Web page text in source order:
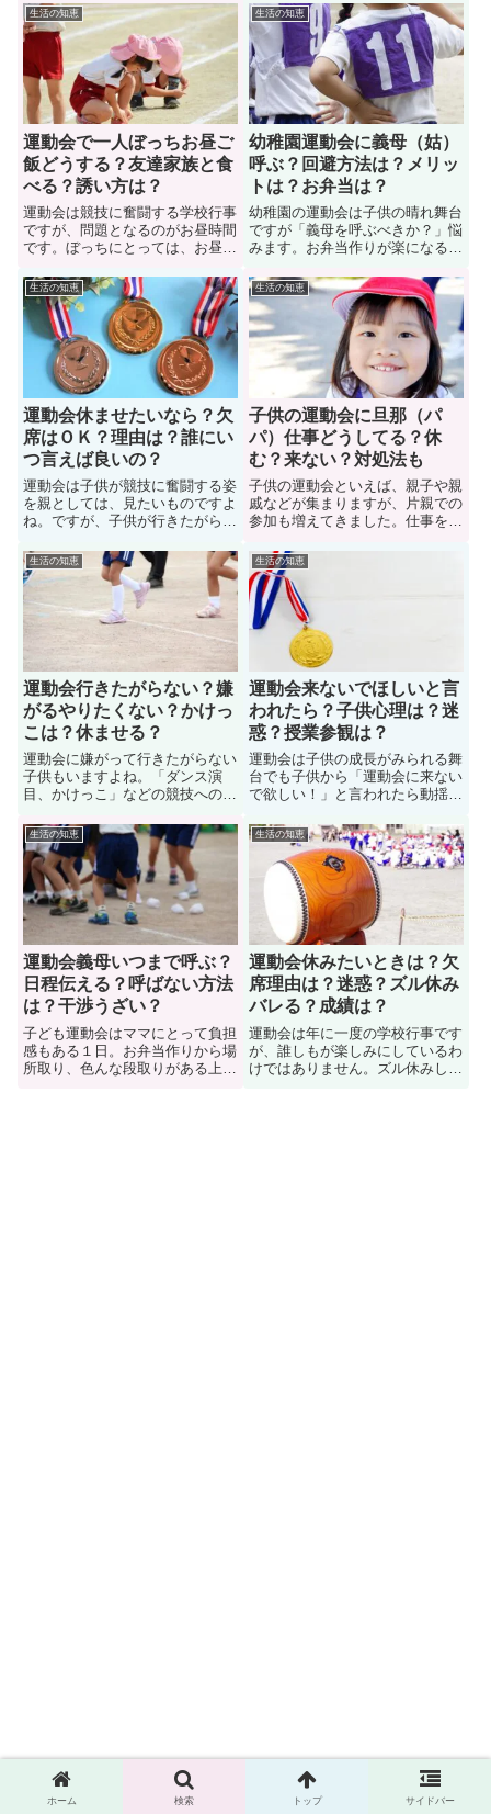
（夫）は運動会に来ないケース
も。夫が運動会に来ないのは普通
なのか？母親としては、子供への
愛情を疑ってしまいますよね。こ
こでは、運動会に来ない「心理、
割合、対処法」などについて紹介
します
を休めないと参加が難しい。「お
弁当時間、親子競技への参加」を
鑑みて、子供も欠席させる親もい
るでしょう。そんなときはどう対
処すれば良いのか？運動会に親が
いけないときの対処法を見ていこ
う
生活の知恵
運動会で一人ぼっちお昼ご
飯どうする？友達家族と食
べる？誘い方は？
運動会は競技に奮闘する学校行事
ですが、問題となるのがお昼時間
です。ぼっちにとっては、お昼ご
す。もちろん友達家族に交じって
食べるのも良いでしょう。では、
運動会で一人ぼっちお昼ご飯どう
するのか？色々な対処法がありま
す。また、友達家族に交じって食
べる場合の誘い方についても紹
介。
生活の知恵
幼稚園運動会に義母（姑）
呼ぶ？回避方法は？メリッ
トは？お弁当は？
幼稚園の運動会は子供の晴れ舞台
ですが「義母を呼ぶべきか？」悩
みます。お弁当作りが楽になるな
としては気を使ってしまう面も。
では、幼稚園の運動会に義母
（姑）呼ぶべきか？先輩ママさん
たちに経験談を聞いてみました。
また、ここでは義母を呼ぶのを回
避する方法も紹介します。
生活の知恵
運動会休ませたいなら？欠
席はＯＫ？理由は？誰にい
つ言えば良いの？
運動会は子供が競技に奮闘する姿
を親としては、見たいものですよ
ね。ですが、子供が行きたがらな
ば良いのか？悩みますよね。ここ
では、子供に運動会を休ませたい
とき（欠席させたいとき）の対処
法や理由についても詳しく紹介し
ています。子供の運動会参加を迷
っている人はぜひ参考にしよう。
生活の知恵
子供の運動会に旦那（パ
パ）仕事どうしてる？休
む？来ない？対処法も
子供の運動会といえば、親子や親
戚などが集まりますが、片親での
参加も増えてきました。仕事を休
パパさんが仕事で来ないというケ
ースも多い。では、世間一般的
に、子供の運動会に旦那（パパ）
仕事どうしてるのか？また、旦那
（夫）が仕事を休んでくれないと
きの対処法についても紹介しま
生活の知恵
運動会行きたがらない？嫌
がるやりたくない？かけっ
こは？休ませる？
運動会に嫌がって行きたがらない
子供もいますよね。「ダンス演
目、かけっこ」などの競技への参
お子さんも。中には「休ませる」
という選択肢をとる親御さんも。
では、子供が運動会に行きたがら
ない場合はどうすれば良いのか？
ここでは先輩ママさんたちの経験
談や、対処法についても紹介しま
す
生活の知恵
運動会来ないでほしいと言
われたら？子供心理は？迷
惑？授業参観は？
運動会は子供の成長がみられる舞
台でも子供から「運動会に来ない
で欲しい！」と言われたら動揺し
親は運動会や授業参観などの学校
行事に行くべきなのか？ここでは
「運動会来ないでほしいと言われ
たらどうすれば良いのか？」先輩
ママ達に経験談を聞いてみまし
た。また子供の心理についても紹
介
生活の知恵
運動会義母いつまで呼ぶ？
日程伝える？呼ばない方法
は？干渉うざい？
子ども運動会はママにとって負担
感もある１日。お弁当作りから場
所取り、色んな段取りがある上、
生活の知恵
運動会休みたいときは？欠
席理由は？迷惑？ズル休み
バレる？成績は？
運動会は年に一度の学校行事です
が、誰しもが楽しみにしているわ
けではありません。ズル休みし
ホーム 検索 トップ サイドバー